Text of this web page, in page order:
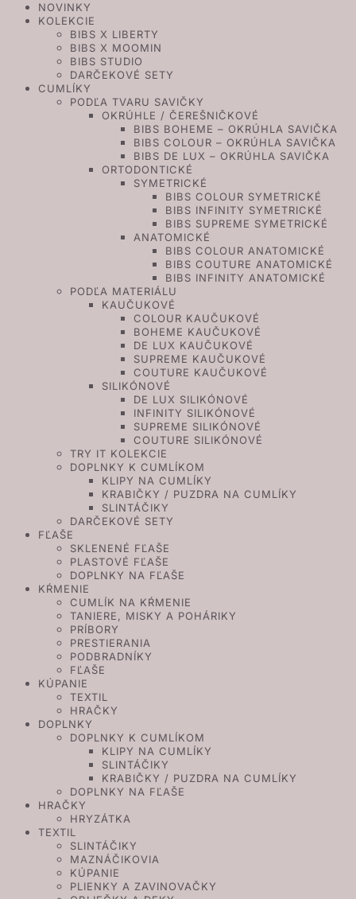
NOVINKY
KOLEKCIE
BIBS X LIBERTY
BIBS X MOOMIN
BIBS STUDIO
DARČEKOVÉ SETY
CUMLÍKY
PODĽA TVARU SAVIČKY
OKRÚHLE / ČEREŠNIČKOVÉ
BIBS BOHEME – OKRÚHLA SAVIČKA
BIBS COLOUR – OKRÚHLA SAVIČKA
BIBS DE LUX – OKRÚHLA SAVIČKA
ORTODONTICKÉ
SYMETRICKÉ
BIBS COLOUR SYMETRICKÉ
BIBS INFINITY SYMETRICKÉ
BIBS SUPREME SYMETRICKÉ
ANATOMICKÉ
BIBS COLOUR ANATOMICKÉ
BIBS COUTURE ANATOMICKÉ
BIBS INFINITY ANATOMICKÉ
PODĽA MATERIÁLU
KAUČUKOVÉ
COLOUR KAUČUKOVÉ
BOHEME KAUČUKOVÉ
DE LUX KAUČUKOVÉ
SUPREME KAUČUKOVÉ
COUTURE KAUČUKOVÉ
SILIKÓNOVÉ
DE LUX SILIKÓNOVÉ
INFINITY SILIKÓNOVÉ
SUPREME SILIKÓNOVÉ
COUTURE SILIKÓNOVÉ
TRY IT KOLEKCIE
DOPLNKY K CUMLÍKOM
KLIPY NA CUMLÍKY
KRABIČKY / PUZDRA NA CUMLÍKY
SLINTÁČIKY
DARČEKOVÉ SETY
FĽAŠE
SKLENENÉ FĽAŠE
PLASTOVÉ FĽAŠE
DOPLNKY NA FĽAŠE
KŔMENIE
CUMLÍK NA KŔMENIE
TANIERE, MISKY A POHÁRIKY
PRÍBORY
PRESTIERANIA
PODBRADNÍKY
FĽAŠE
KÚPANIE
TEXTIL
HRAČKY
DOPLNKY
DOPLNKY K CUMLÍKOM
KLIPY NA CUMLÍKY
SLINTÁČIKY
KRABIČKY / PUZDRA NA CUMLÍKY
DOPLNKY NA FĽAŠE
HRAČKY
HRYZÁTKA
TEXTIL
SLINTÁČIKY
MAZNÁČIKOVIA
KÚPANIE
PLIENKY A ZAVINOVAČKY